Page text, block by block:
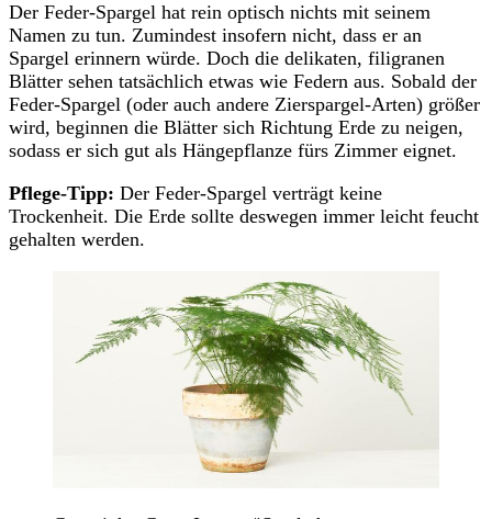
Der Feder-Spargel hat rein optisch nichts mit seinem
Namen zu tun. Zumindest insofern nicht, dass er an
Spargel erinnern würde. Doch die delikaten, filigranen
Blätter sehen tatsächlich etwas wie Federn aus. Sobald der
Feder-Spargel (oder auch andere Zierspargel-Arten) größer
wird, beginnen die Blätter sich Richtung Erde zu neigen,
sodass er sich gut als Hängepflanze fürs Zimmer eignet.
Pflege-Tipp: Der Feder-Spargel verträgt keine
Trockenheit. Die Erde sollte deswegen immer leicht feucht
gehalten werden.